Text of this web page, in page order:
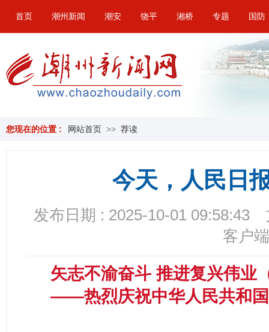
首页 潮州新闻 潮安 饶平 湘桥 专题 国防
您现在的位置 : 网站首页 >> 荐读
今天，人民日
发布日期 : 2025-10-01 09:58:43
客户端
矢志不渝奋斗 推进复兴伟业
——热烈庆祝中华人民共和